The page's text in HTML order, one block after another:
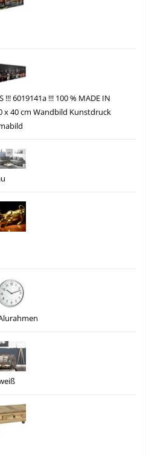
!!! 6019141a !!! 100 % MADE IN
x 40 cm Wandbild Kunstdruck